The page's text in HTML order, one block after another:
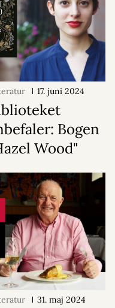
17. juni 2024
Bogen
Wood"
31. maj 2024